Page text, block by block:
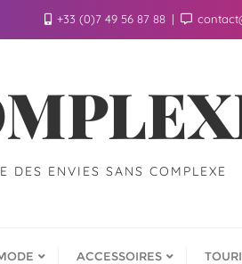
+33 (0)7 49 56 87 88
DES ENVIES SANS COMPLEXE
ACCESSOIRES